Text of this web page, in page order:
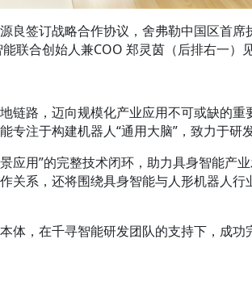
签订战略合作协议，舍弗勒中国区首
联合创始人兼COO 郑灵茵（后排右一）
路，迈向规模化产业应用不可或缺的
注于构建机器人“通用大脑”，致力于研
用”的完整技术闭环，助力具身智能产
关系，还将围绕具身智能与人形机器人
，在千寻智能研发团队的支持下，成